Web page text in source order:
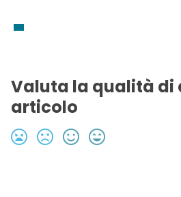
Valuta la qualità di
articolo